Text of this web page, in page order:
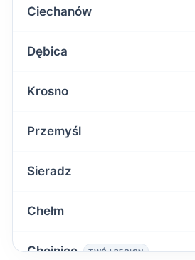
Ciechanów
Dębica
Krosno
Przemyśl
Sieradz
Chełm
Chojnice TWÓJ REGION